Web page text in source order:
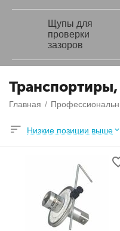
Щупы для
проверки
зазоров
Главная /
Низкие позиции выше